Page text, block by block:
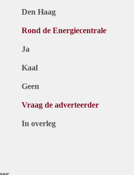
Den Haag
Rond de Energiecentrale
Ja
Kaal
Geen
Vraag de adverteerder
In overleg